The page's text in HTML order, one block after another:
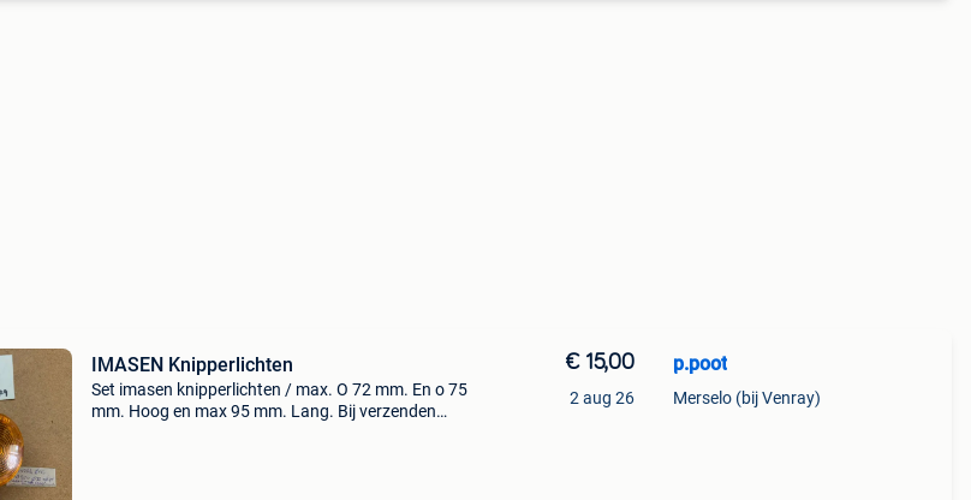
IMASEN Knipperlichten
Set imasen knipperlichten / max. O 72 mm. En o 75
mm. Hoog en max 95 mm. Lang. Bij verzenden
€ 15,00
2 aug 26
p.poot
Merselo (bij Venray)